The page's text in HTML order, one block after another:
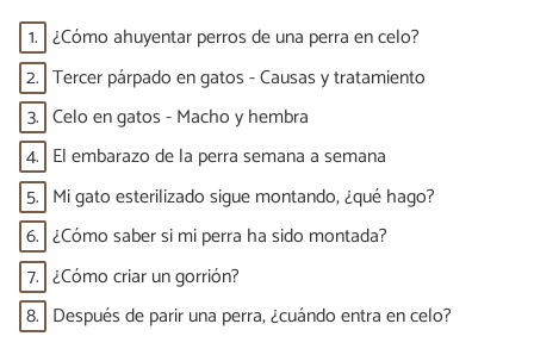
1. ¿Cómo ahuyentar perros de una perra en celo?
2. Tercer párpado en gatos - Causas y tratamiento
3. Celo en gatos - Macho y hembra
4. El embarazo de la perra semana a semana
5. Mi gato esterilizado sigue montando, ¿qué hago?
6. ¿Cómo saber si mi perra ha sido montada?
7. ¿Cómo criar un gorrión?
8. Después de parir una perra, ¿cuándo entra en celo?